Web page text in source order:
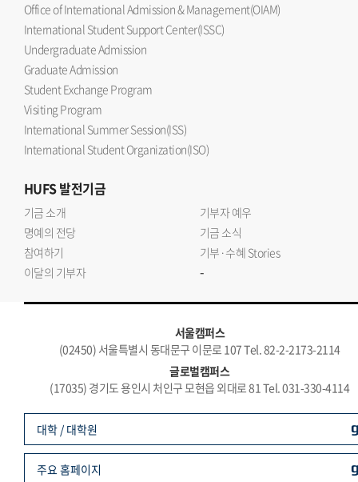
Office of International Admission & Management(OIAM)
International Student Support Center(ISSC)
Undergraduate Admission
Graduate Admission
Student Exchange Program
Visiting Program
International Summer Session(ISS)
International Student Organization(ISO)
HUFS발전기금
기금 소개
기부자 예우
명예의 전당
기금 소식
참여하기
기부·수혜 Stories
이달의 기부자
-
서울캠퍼스
(02450) 서울특별시 동대문구 이문로 107 Tel. 82-2-2173-2114
글로벌캠퍼스
(17035) 경기도 용인시 처인구 모현읍 외대로 81 Tel. 031-330-4114
대학 / 대학원
주요 홈페이지